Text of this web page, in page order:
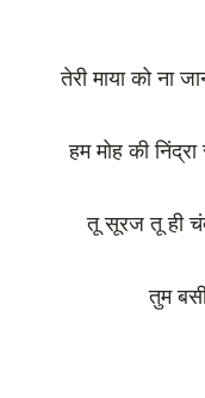
तेरी माया को ना
हम मोह की
तू सूरज तू ही
तुम